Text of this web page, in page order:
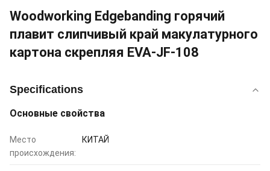
Woodworking Edgebanding горячий
плавит слипчивый край макулатурного
картона скрепляя EVA-JF-108
Specifications
Основные свойства
Место
происхождения:
КИТАЙ